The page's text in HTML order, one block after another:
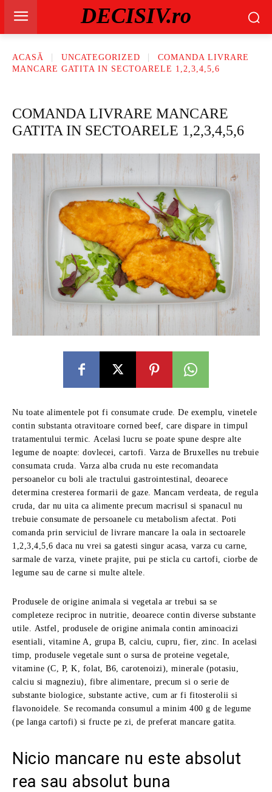
DECISIV.ro
ACASĂ UNCATEGORIZED
COMANDA LIVRARE
MANCARE GATITA IN SECTOARELE 1,2,3,4,5,6
COMANDA LIVRARE MANCARE
GATITA IN SECTOARELE 1,2,3,4,5,6
Nu toate alimentele pot fi consumate crude. De exemplu, vinetele
contin substanta otravitoare corned beef, care dispare in timpul
tratamentului termic. Acelasi lucru se poate spune despre alte
legume de noapte: dovlecei, cartofi. Varza de Bruxelles nu trebuie
consumata cruda. Varza alba cruda nu este recomandata
persoanelor cu boli ale tractului gastrointestinal, deoarece
determina cresterea formarii de gaze. Mancam verdeata, de regula
cruda, dar nu uita ca alimente precum macrisul si spanacul nu
trebuie consumate de persoanele cu metabolism afectat. Poti
comanda prin serviciul de livrare mancare la oala in sectoarele
1,2,3,4,5,6 daca nu vrei sa gatesti singur acasa, varza cu carne,
sarmale de varza, vinete prajite, pui pe sticla cu cartofi, ciorbe de
legume sau de carne si multe altele.
Produsele de origine animala si vegetala ar trebui sa se
completeze reciproc in nutritie, deoarece contin diverse substante
utile. Astfel, produsele de origine animala contin aminoacizi
esentiali, vitamine A, grupa B, calciu, cupru, fier, zinc. In acelasi
timp, produsele vegetale sunt o sursa de proteine ​​vegetale,
vitamine (C, P, K, folat, B6, carotenoizi), minerale (potasiu,
calciu si magneziu), fibre alimentare, precum si o serie de
substante biologice, substante active, cum ar fi fitosterolii si
flavonoidele. Se recomanda consumul a minim 400 g de legume
(pe langa cartofi) si fructe pe zi, de preferat mancare gatita.
Nicio mancare nu este absolut
rea sau absolut buna